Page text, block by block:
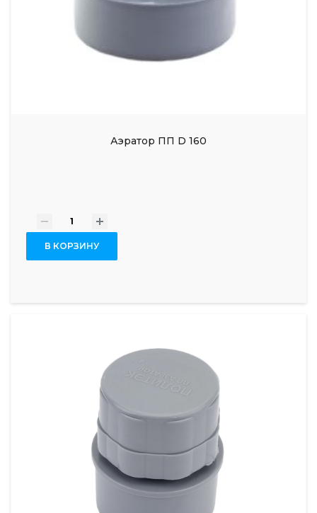
Аэратор ПП D 160
- +
В КОРЗИНУ